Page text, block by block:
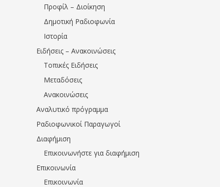
Προφίλ – Διοίκηση
Δημοτική Ραδιοφωνία
Ιστορία
Ειδήσεις – Ανακοινώσεις
Τοπικές Ειδήσεις
Μεταδόσεις
Ανακοινώσεις
Αναλυτικό πρόγραμμα
Ραδιοφωνικοί Παραγωγοί
Διαφήμιση
Επικοινωνήστε για διαφήμιση
Επικοινωνία
Επικοινωνία